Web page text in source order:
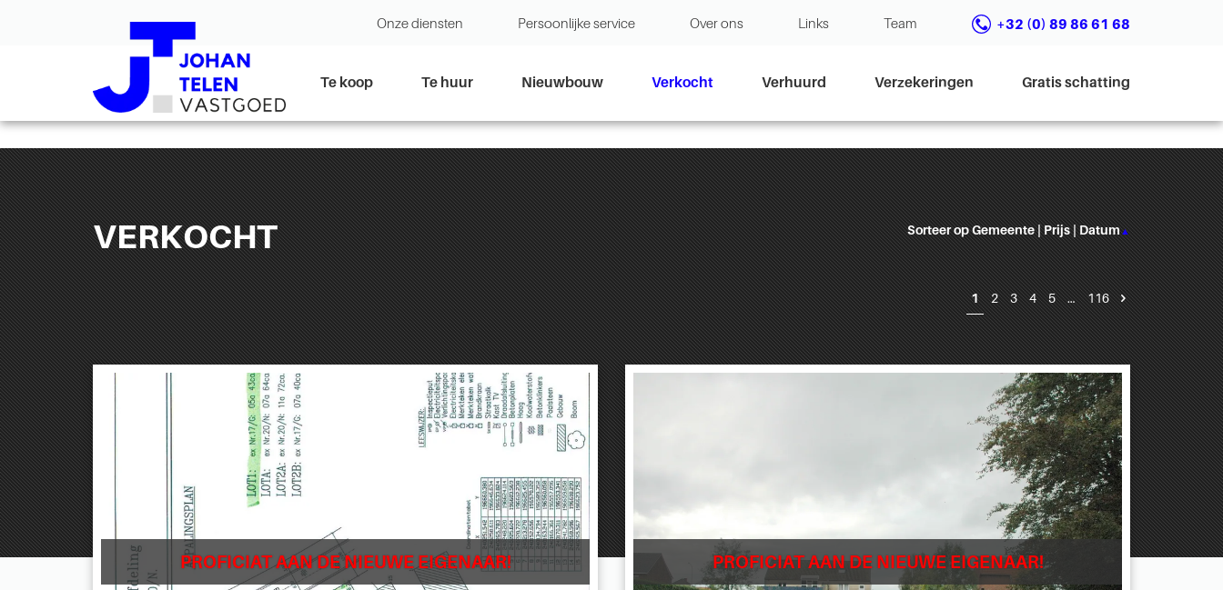
Onze diensten Persoonlijke service Over ons Links Team +32 (0) 89 86 61 68
Te koop Te huur Nieuwbouw Verkocht Verhuurd Verzekeringen Gratis schatting
VERKOCHT Sorteer opGemeente|Prijs|Datum▲
1 2 3 4 5 … 116
PROFICIAT AAN DE NIEUWE EIGENAAR! PROFICIAT AAN DE NIEUWE EIGENAAR!